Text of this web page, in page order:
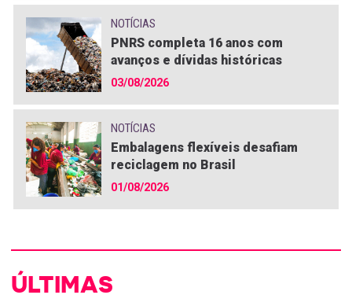
NOTÍCIAS
PNRS completa 16 anos com
avanços e dívidas históricas
03/08/2026
NOTÍCIAS
Embalagens flexíveis desafiam
reciclagem no Brasil
01/08/2026
ÚLTIMAS